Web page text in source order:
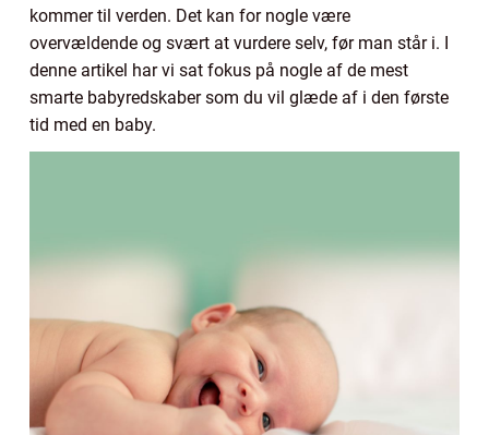
kommer til verden. Det kan for nogle være
overvældende og svært at vurdere selv, før man står i. I
denne artikel har vi sat fokus på nogle af de mest
smarte babyredskaber som du vil glæde af i den første
tid med en baby.